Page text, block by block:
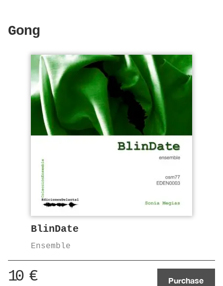
Gong
BlinDate
Ensemble
10 € Purchase